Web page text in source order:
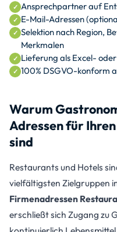
Ansprechpartner auf
E-Mail-Adressen
Selektion nach Region,
Merkmalen
Lieferung als Excel-
100% DSGVO-konform
Warum
Adressen für
sind
Restaurants und Hotels
vielfältigsten Zielgruppen
Firmenadressen
erschließt sich Zugang zu